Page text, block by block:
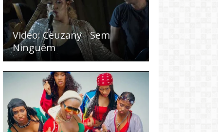
Video: Ceuzany - Sem
Ninguém